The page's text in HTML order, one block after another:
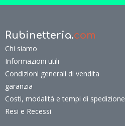
Rubinetteria.com
Chi siamo
Informazioni utili
Condizioni generali di vendita
garanzia
Costi, modalità e tempi di spedizione
Resi e Recessi